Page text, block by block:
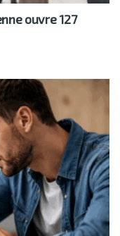
ouvre 127